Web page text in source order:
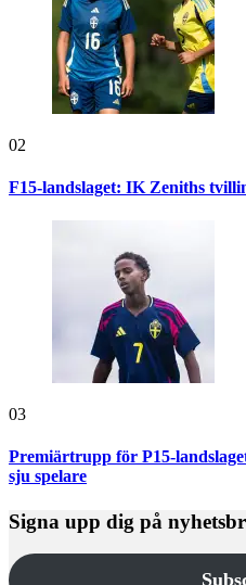
02
F15-landslaget: IK Zeniths
03
Premiärtrupp för P15-
sju spelare
Signa upp dig på